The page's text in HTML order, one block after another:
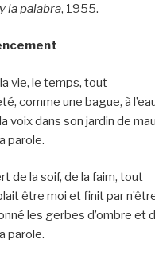
la palabra, 1955.
la vie, le temps, tout
comme une bague, à
voix dans son jardin de
parole.
de la soif, de la faim, tout
être moi et finit par
les gerbes d’ombre et
parole.